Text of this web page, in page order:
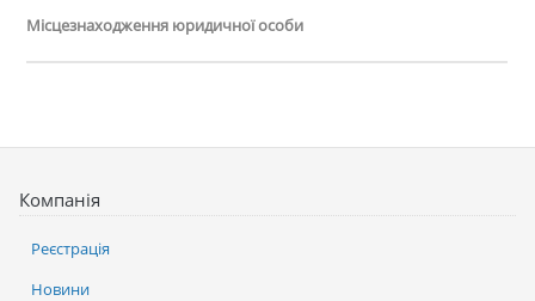
Місцезнаходження юридичної особи
Компанія
Реєстрація
Новини